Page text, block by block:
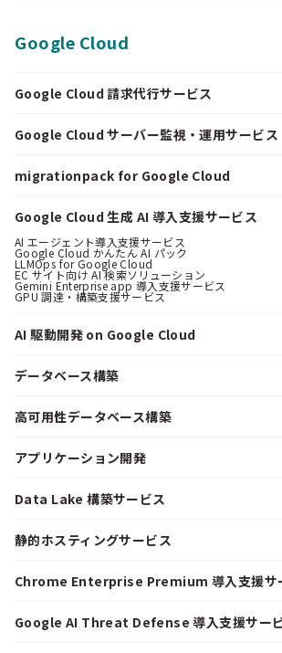
Google Cloud
Google Cloud 請求代行サービス
Google Cloud サーバー監視・運用サービス
migrationpack for Google Cloud
Google Cloud 生成 AI 導入支援サービス
AI エージェント導入支援サービス
Google Cloud かんたん AI パック
LLMOps for Google Cloud
EC サイト向け AI 検索ソリューション
Gemini Enterprise app 導入支援サービス
GPU 調達・構築支援サービス
AI 駆動開発 on Google Cloud
データベース構築
高可用性データベース構築
アプリケーション開発
Data Lake 構築サービス
静的ホスティングサービス
Chrome Enterprise Premium 導入支援サ
Google AI Threat Defense 導入支援サー